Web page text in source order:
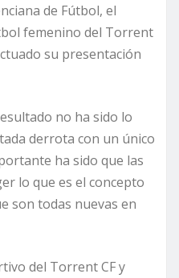
de Fútbol, el
femenino del Torrent
su presentación
no ha sido lo
derrota con un único
ha sido que las
lo que es el concepto
son todas nuevas en
del Torrent CF y